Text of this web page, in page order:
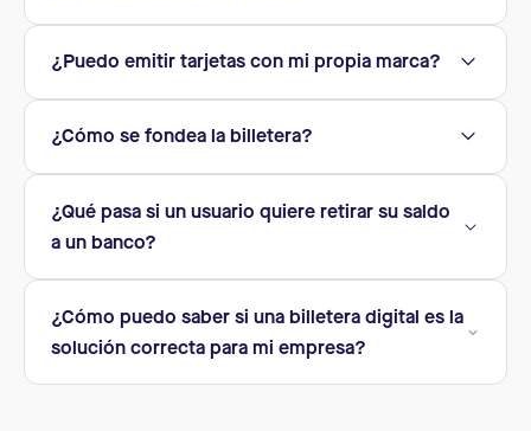
¿Puedo emitir tarjetas con mi propia marca?
¿Cómo se fondea la billetera?
¿Qué pasa si un usuario quiere retirar su saldo
a un banco?
¿Cómo puedo saber si una billetera digital es la
solución correcta para mi empresa?